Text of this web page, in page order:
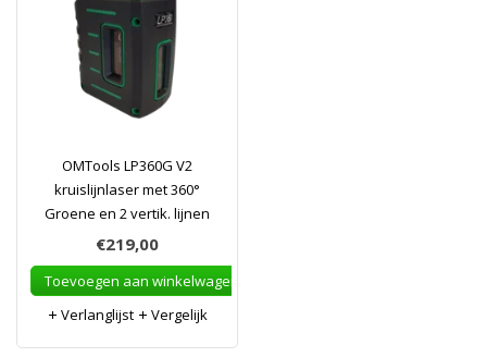
OMTools LP360G V2
kruislijnlaser met 360°
Groene en 2 vertik. lijnen
€219,00
Toevoegen aan winkelwagen
Verlanglijst
Vergelijk